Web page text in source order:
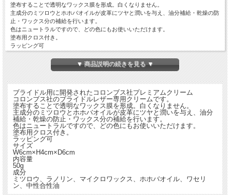
塗布することで透明なワックス膜を形成。白くなりません。
主成分のミツロウとホホバオイルが皮革にツヤと潤いを与え、油分補給・乾燥の防
止・ワックス分の補給を行います。
色はニュートラルですので、どの色にもお使いいただけます。
塗布用クロス付き。
ラッピング可
■サイズ ： W6cm × H4cm × D6cm
■内容量 ： 50g
■成分 ： ミツロウ、ラノリン、マイクロワックス、ホホバオイル、ワセリン、中
性合性油
▼ 商品説明の続きを見る ▼
ブライドル用に開発されたコロンブス社プレミアムクリーム
コロンブス社のブライドルレザー専用クリームです。
塗布することで透明なワックス膜を形成。白くなりません。
主成分のミツロウとホホバオイルが皮革にツヤと潤いを与え、油分
補給・乾燥の防止・ワックス分の補給を行います。
色はニュートラルですので、どの色にもお使いいただけます。
塗布用クロス付き。
ラッピング可
サイズ
W6cm×H4cm×D6cm
内容量
50g
成分
ミツロウ、ラノリン、マイクロワックス、ホホバオイル、ワセリ
ン、中性合性油